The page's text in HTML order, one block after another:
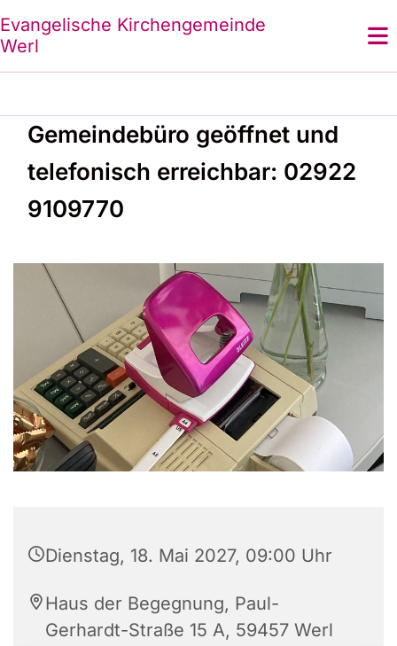
Evangelische Kirchengemeinde
Werl
Gemeindebüro geöffnet und
telefonisch erreichbar: 02922
9109770
Dienstag, 18. Mai 2027, 09:00 Uhr
Haus der Begegnung, Paul-
Gerhardt-Straße 15 A, 59457 Werl